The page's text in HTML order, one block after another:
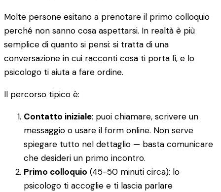
Molte persone esitano a prenotare il primo colloquio
perché non sanno cosa aspettarsi. In realtà è più
semplice di quanto si pensi: si tratta di una
conversazione in cui racconti cosa ti porta lì, e lo
psicologo ti aiuta a fare ordine.
Il percorso tipico è:
Contatto iniziale: puoi chiamare, scrivere un
messaggio o usare il form online. Non serve
spiegare tutto nel dettaglio — basta comunicare
che desideri un primo incontro.
Primo colloquio (45-50 minuti circa): lo
psicologo ti accoglie e ti lascia parlare